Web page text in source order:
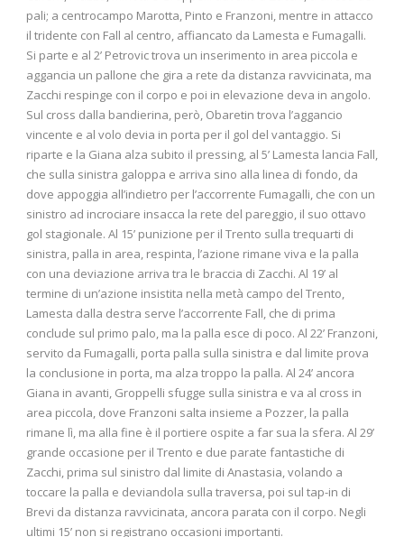
pali; a centrocampo Marotta, Pinto e Franzoni, mentre in attacco
il tridente con Fall al centro, affiancato da Lamesta e Fumagalli.
Si parte e al 2’ Petrovic trova un inserimento in area piccola e
aggancia un pallone che gira a rete da distanza ravvicinata, ma
Zacchi respinge con il corpo e poi in elevazione deva in angolo.
Sul cross dalla bandierina, però, Obaretin trova l’aggancio
vincente e al volo devia in porta per il gol del vantaggio. Si
riparte e la Giana alza subito il pressing, al 5’ Lamesta lancia Fall,
che sulla sinistra galoppa e arriva sino alla linea di fondo, da
dove appoggia all’indietro per l’accorrente Fumagalli, che con un
sinistro ad incrociare insacca la rete del pareggio, il suo ottavo
gol stagionale. Al 15’ punizione per il Trento sulla trequarti di
sinistra, palla in area, respinta, l’azione rimane viva e la palla
con una deviazione arriva tra le braccia di Zacchi. Al 19’ al
termine di un’azione insistita nella metà campo del Trento,
Lamesta dalla destra serve l’accorrente Fall, che di prima
conclude sul primo palo, ma la palla esce di poco. Al 22’ Franzoni,
servito da Fumagalli, porta palla sulla sinistra e dal limite prova
la conclusione in porta, ma alza troppo la palla. Al 24’ ancora
Giana in avanti, Groppelli sfugge sulla sinistra e va al cross in
area piccola, dove Franzoni salta insieme a Pozzer, la palla
rimane lì, ma alla fine è il portiere ospite a far sua la sfera. Al 29’
grande occasione per il Trento e due parate fantastiche di
Zacchi, prima sul sinistro dal limite di Anastasia, volando a
toccare la palla e deviandola sulla traversa, poi sul tap-in di
Brevi da distanza ravvicinata, ancora parata con il corpo. Negli
ultimi 15’ non si registrano occasioni importanti.